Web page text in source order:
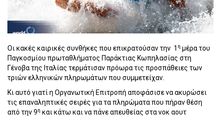
Οι κακές καιρικές συνθήκες που επικρατούσαν την 1 η μέρα του
Παγκοσμίου πρωταθλήματος Παράκτιας Κωπηλασίας στη
Γένοβα της Ιταλίας τερμάτισαν πρόωρα τις προσπάθειες των
τριών ελληνικών πληρωμάτων που συμμετείχαν.
Κι αυτό γιατί η Οργανωτική Επιτροπή αποφάσισε να ακυρώσει
τις επαναληπτικές σειρές για τα πληρώματα που πήραν θέση
από την 9η και κάτω και να πάνε απευθείας στα νοκ αουτ